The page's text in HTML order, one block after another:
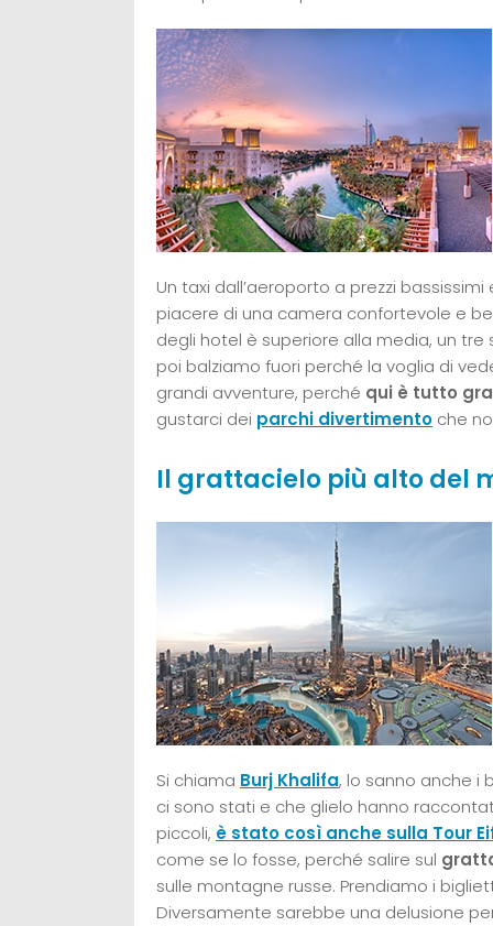
Un taxi dall’aeroporto a prezzi
piacere di una camera confortevole e
degli hotel è superiore alla media, un
poi balziamo fuori perché la voglia di
grandi avventure, perché qui è tutto
gustarci dei parchi divertimento che
Il grattacielo più alto del
Si chiama Burj Khalifa, lo sanno anche i
ci sono stati e che glielo hanno
piccoli, è stato così anche sulla Tour
come se lo fosse, perché salire sul
sulle montagne russe. Prendiamo i
Diversamente sarebbe una delusione